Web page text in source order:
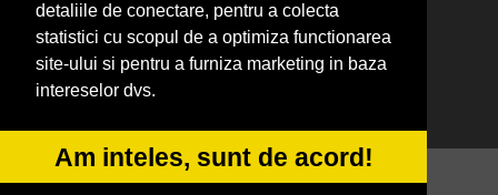
detaliile de conectare, pentru a colecta
statistici cu scopul de a optimiza functionarea
site-ului si pentru a furniza marketing in baza
intereselor dvs.
Am inteles, sunt de acord!
Anvelope-Sh.com
CentruInchirieri.ro
CuratareHota.com